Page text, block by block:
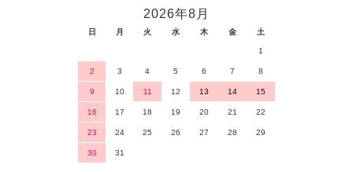
2026年8月
日 月 火 水 木 金 土
1
2 3 4 5 6 7 8
9 10 11 12 13 14 15
16 17 18 19 20 21 22
23 24 25 26 27 28 29
30 31